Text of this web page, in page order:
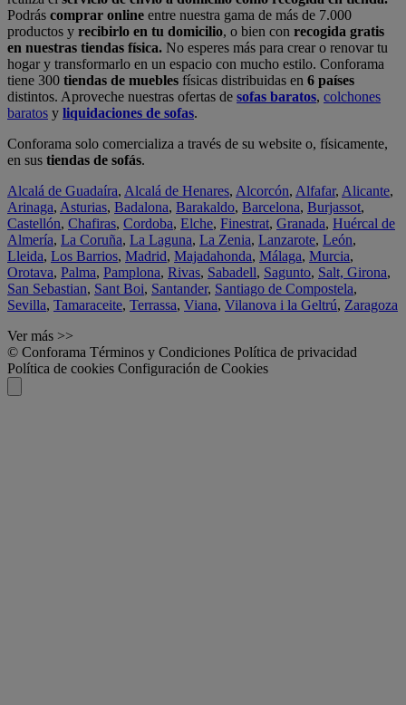
Podrás comprar online entre nuestra gama de más de 7.000
productos y recibirlo en tu domicilio, o bien con recogida gratis
en nuestras tiendas física. No esperes más para crear o renovar tu
hogar y transformarlo en un espacio con mucho estilo. Conforama
tiene 300 tiendas de muebles físicas distribuidas en 6 países
distintos. Aproveche nuestras ofertas de sofas baratos, colchones
baratos y liquidaciones de sofas.
Conforama solo comercializa a través de su website o, físicamente,
en sus tiendas de sofás.
Alcalá de Guadaíra, Alcalá de Henares, Alcorcón, Alfafar, Alicante,
Arinaga, Asturias, Badalona, Barakaldo, Barcelona, Burjassot,
Castellón, Chafiras, Cordoba, Elche, Finestrat, Granada, Huércal de
Almería, La Coruña, La Laguna, La Zenia, Lanzarote, León,
Lleida, Los Barrios, Madrid, Majadahonda, Málaga, Murcia,
Orotava, Palma, Pamplona, Rivas, Sabadell, Sagunto, Salt, Girona,
San Sebastian, Sant Boi, Santander, Santiago de Compostela,
Sevilla, Tamaraceite, Terrassa, Viana, Vilanova i la Geltrú, Zaragoza
Ver más >>
© Conforama Términos y Condiciones Política de privacidad
Política de cookies Configuración de Cookies